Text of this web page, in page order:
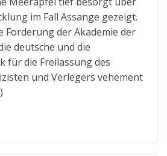
im Fall Assange gezeigt.
Forderung der Akademie der
deutsche und die
für die Freilassung des
und Verlegers vehement